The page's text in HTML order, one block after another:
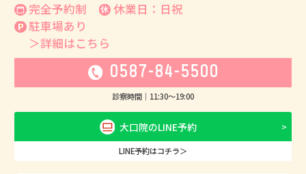
完全予約制
休業日：日祝
駐車場あり
＞詳細はこちら
0587-84-5500
診察時間｜ 11:30〜19:00
大口院のLINE予約
LINE予約はコチラ＞